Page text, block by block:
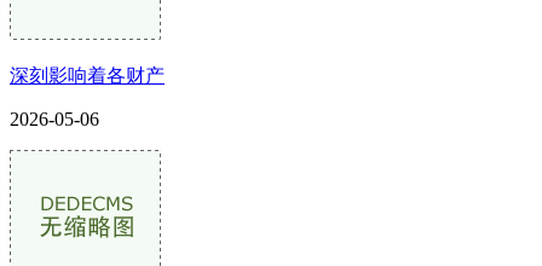
深刻影响着各财产
2026-05-06